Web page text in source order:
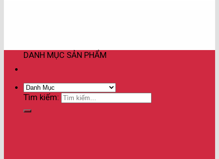
Tìm kiếm:
DANH MỤC SẢN PHẨM